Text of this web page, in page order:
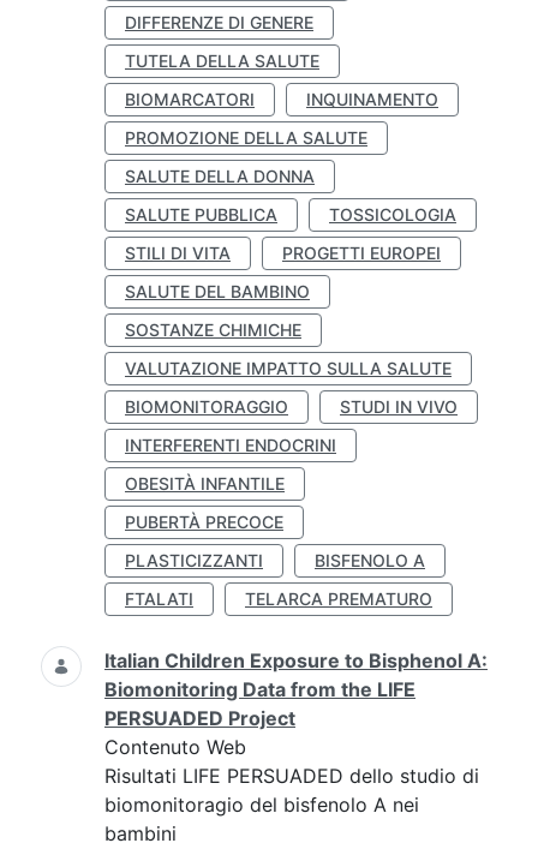
DIFFERENZE DI GENERE
TUTELA DELLA SALUTE
BIOMARCATORI
INQUINAMENTO
PROMOZIONE DELLA SALUTE
SALUTE DELLA DONNA
SALUTE PUBBLICA
TOSSICOLOGIA
STILI DI VITA
PROGETTI EUROPEI
SALUTE DEL BAMBINO
SOSTANZE CHIMICHE
VALUTAZIONE IMPATTO SULLA SALUTE
BIOMONITORAGGIO
STUDI IN VIVO
INTERFERENTI ENDOCRINI
OBESITÀ INFANTILE
PUBERTÀ PRECOCE
PLASTICIZZANTI
BISFENOLO A
FTALATI
TELARCA PREMATURO
Italian Children Exposure to Bisphenol A:
Biomonitoring Data from the LIFE
PERSUADED Project
Contenuto Web
Risultati LIFE PERSUADED dello studio di
biomonitoragio del bisfenolo A nei
bambini